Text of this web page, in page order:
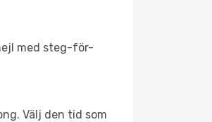
med steg-för-
Välj den tid som